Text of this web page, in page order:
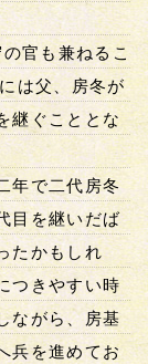
官も兼ねるこ
は父、房冬が
継ぐこととな
年で二代房冬
目を継いだば
たかもしれ
つきやすい時
ながら、房基
兵を進めてお